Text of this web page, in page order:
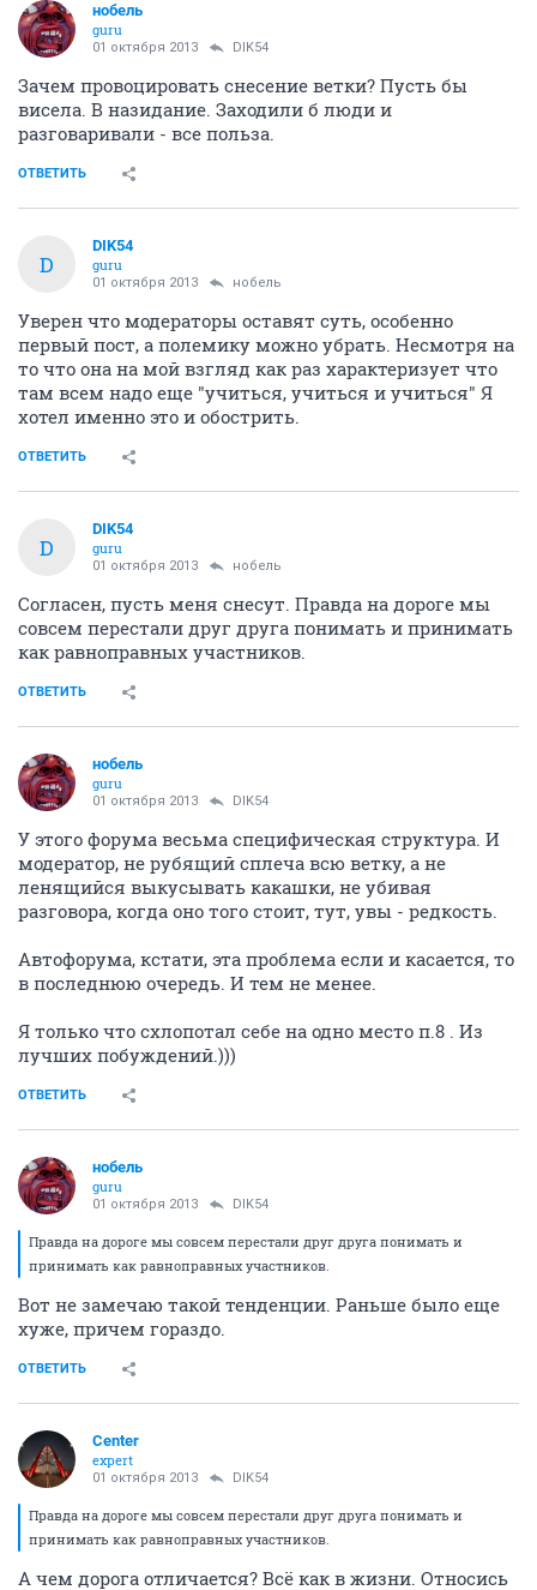
нобель
guru
01 октября 2013 DIK54
Зачем провоцировать снесение ветки? Пусть бы
висела. В назидание. Заходили б люди и
разговаривали - все польза.
ОТВЕТИТЬ
D
DIK54
guru
01 октября 2013 нобель
Уверен что модераторы оставят суть, особенно
первый пост, а полемику можно убрать. Несмотря на
то что она на мой взгляд как раз характеризует что
там всем надо еще "учиться, учиться и учиться" Я
хотел именно это и обострить.
ОТВЕТИТЬ
D
DIK54
guru
01 октября 2013 нобель
Согласен, пусть меня снесут. Правда на дороге мы
совсем перестали друг друга понимать и принимать
как равноправных участников.
ОТВЕТИТЬ
нобель
guru
01 октября 2013 DIK54
У этого форума весьма специфическая структура. И
модератор, не рубящий сплеча всю ветку, а не
ленящийся выкусывать какашки, не убивая
разговора, когда оно того стоит, тут, увы - редкость.
Автофорума, кстати, эта проблема если и касается, то
в последнюю очередь. И тем не менее.
Я только что схлопотал себе на одно место п.8 . Из
лучших побуждений.)))
ОТВЕТИТЬ
нобель
guru
01 октября 2013 DIK54
Правда на дороге мы совсем перестали друг друга понимать и
принимать как равноправных участников.
Вот не замечаю такой тенденции. Раньше было еще
хуже, причем гораздо.
ОТВЕТИТЬ
Center
expert
01 октября 2013 DIK54
Правда на дороге мы совсем перестали друг друга понимать и
принимать как равноправных участников.
А чем дорога отличается? Всё как в жизни. Относись